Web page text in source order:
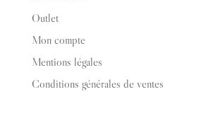
Outlet
Mon compte
Mentions légales
Conditions générales de ventes